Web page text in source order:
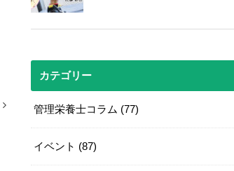
カテゴリー
管理栄養士コラム (77)
イベント (87)